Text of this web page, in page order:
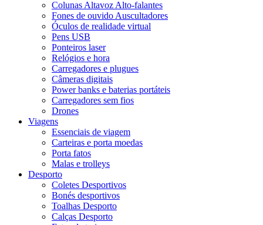
Colunas Altavoz Alto-falantes
Fones de ouvido Auscultadores
Óculos de realidade virtual
Pens USB
Ponteiros laser
Relógios e hora
Carregadores e plugues
Câmeras digitais
Power banks e baterias portáteis
Carregadores sem fios
Drones
Viagens
Essenciais de viagem
Carteiras e porta moedas
Porta fatos
Malas e trolleys
Desporto
Coletes Desportivos
Bonés desportivos
Toalhas Desporto
Calças Desporto